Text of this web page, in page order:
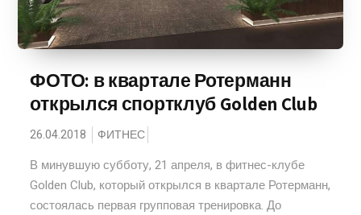
ФОТО: в квартале Ротерманн
открылся спортклуб Golden Club
26.04.2018 ФИТНЕС
В минувшую субботу, 21 апреля, в фитнес-клубе
Golden Club, который открылся в квартале Ротерманн,
состоялась первая групповая тренировка. До